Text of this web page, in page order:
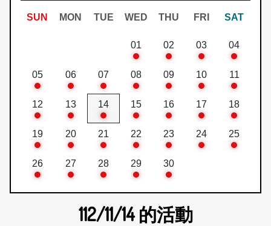
SUN MON TUE WED THU FRI SAT
01 02 03 04
05 06 07 08 09 10 11
12 13 14 15 16 17 18
19 20 21 22 23 24 25
26 27 28 29 30
112/11/14的活動